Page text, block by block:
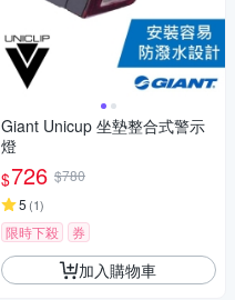
Giant Unicup 坐墊整合式警示
燈
$726 $780
5 (1)
限時下殺 券
加入購物車